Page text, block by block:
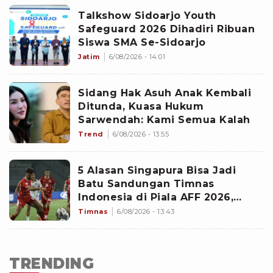
Talkshow Sidoarjo Youth
Safeguard 2026 Dihadiri Ribuan
Siswa SMA Se-Sidoarjo
Jatim 6/08/2026 - 14:01
Sidang Hak Asuh Anak Kembali
Ditunda, Kuasa Hukum
Sarwendah: Kami Semua Kalah
Trend 6/08/2026 - 13:55
5 Alasan Singapura Bisa Jadi
Batu Sandungan Timnas
Indonesia di Piala AFF 2026,
Vietnam Dibikin Frustasi
Timnas 6/08/2026 - 13:43
TRENDING